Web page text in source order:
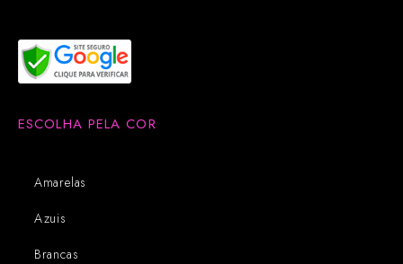
ESCOLHA PELA COR
Amarelas
Azuis
Brancas